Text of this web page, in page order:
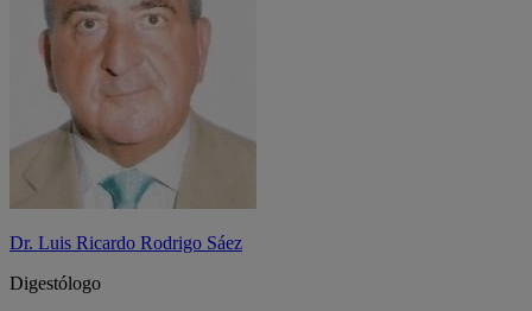
Dr. Luis Ricardo Rodrigo Sáez
Digestólogo